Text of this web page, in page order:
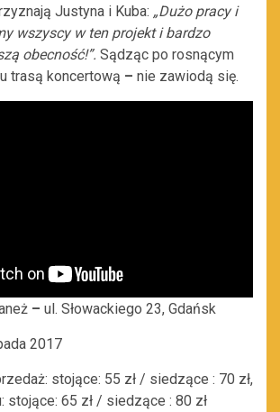
Justyna i Kuba: „Dużo pracy i
wszyscy w ten projekt i bardzo
obecność!”. Sądząc po rosnącym
trasą koncertową – nie zawiodą się.
– ul. Słowackiego 23, Gdańsk
2017
stojące: 55 zł / siedzące : 70 zł,
stojące: 65 zł / siedzące : 80 zł